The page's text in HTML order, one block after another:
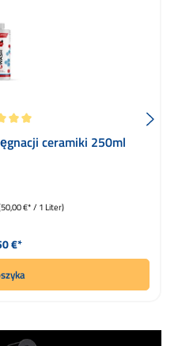
ceramiki 250ml
€* / 1 Liter)
regularna:
€*